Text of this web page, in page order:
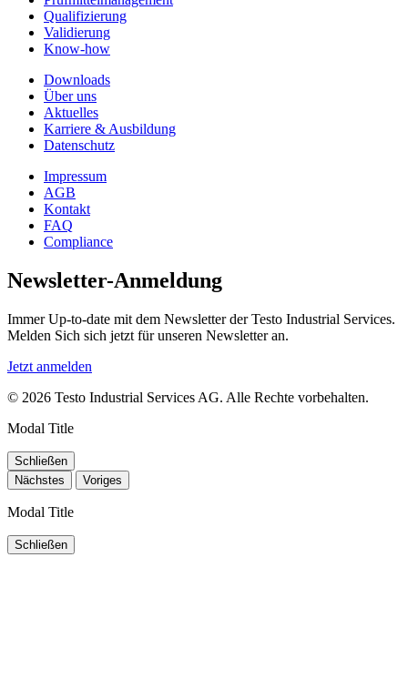
Qualifizierung
Validierung
Know-how
Downloads
Über uns
Aktuelles
Karriere & Ausbildung
Datenschutz
Impressum
AGB
Kontakt
FAQ
Compliance
Newsletter-Anmeldung
Immer Up-to-date mit dem Newsletter der Testo Industrial Services.
Melden Sich sich jetzt für unseren Newsletter an.
Jetzt anmelden
© 2026 Testo Industrial Services AG. Alle Rechte vorbehalten.
Modal Title
Schließen
Nächstes
Voriges
Modal Title
Schließen